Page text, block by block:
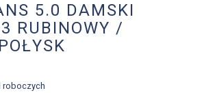
5.0 DAMSKI
RUBINOWY /
roboczych